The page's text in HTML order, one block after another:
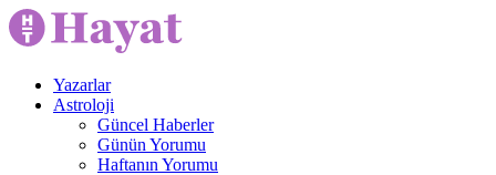
Yazarlar
Astroloji
Güncel Haberler
Günün Yorumu
Haftanın Yorumu